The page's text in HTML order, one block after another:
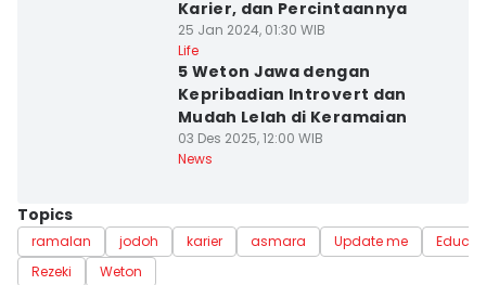
Karier, dan Percintaannya
25 Jan 2024, 01:30 WIB
Life
5 Weton Jawa dengan
Kepribadian Introvert dan
Mudah Lelah di Keramaian
03 Des 2025, 12:00 WIB
News
Topics
ramalan jodoh karier asmara Update me
Rezeki
Weton